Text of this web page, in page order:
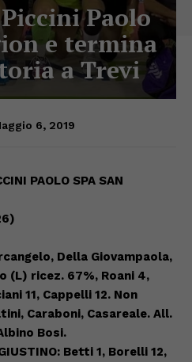
Paolo
e termina
a Trevi
6, 2019
PAOLO SPA SAN
Della Giovampaola,
(L) ricez. 67%, Roani 4,
11, Cappelli 12. Non
Caraboni, Casareale. All.
Bosi.
Betti 1, Borelli 12,